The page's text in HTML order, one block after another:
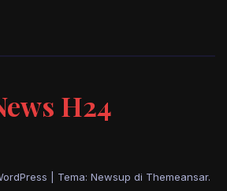
H24
Tema: Newsup di Themeansar.